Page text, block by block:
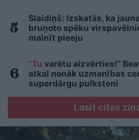
Slaidiņš: Izskatās, ka
bruņoto spēku
mainīt pieeju
“Tu varētu aizvērties!”
atkal nonāk uzmanības
superdārgu pulksteni
Lasīt citas